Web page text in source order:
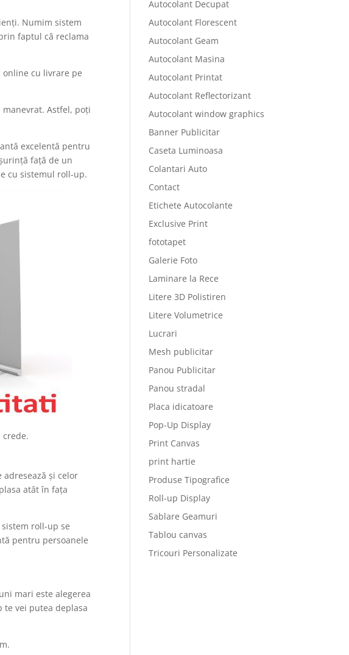
Numim sistem
faptul că reclama
online cu livrare pe
Astfel, poți
excelentă pentru
față de un
cu sistemul roll-up.
și celor
atât în fața
roll-up se
pentru persoanele
mari este alegerea
te vei putea deplasa
Autocolant Decupat
Autocolant Florescent
Autocolant Geam
Autocolant Masina
Autocolant Printat
Autocolant Reflectorizant
Autocolant window graphics
Banner Publicitar
Caseta Luminoasa
Colantari Auto
Contact
Etichete Autocolante
Exclusive Print
fototapet
Galerie Foto
Laminare la Rece
Litere 3D Polistiren
Litere Volumetrice
Lucrari
Mesh publicitar
Panou Publicitar
Panou stradal
Placa idicatoare
Pop-Up Display
Print Canvas
print hartie
Produse Tipografice
Roll-up Display
Sablare Geamuri
Tablou canvas
Tricouri Personalizate